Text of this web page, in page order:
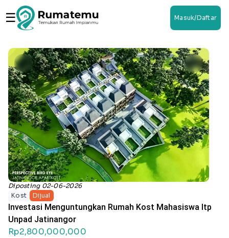
☰ Masuk/Daftar
Diposting 02-06-2026
Kost
Dijual
Investasi Menguntungkan Rumah Kost Mahasiswa Itp
Unpad Jatinangor
Rp2,800,000,000